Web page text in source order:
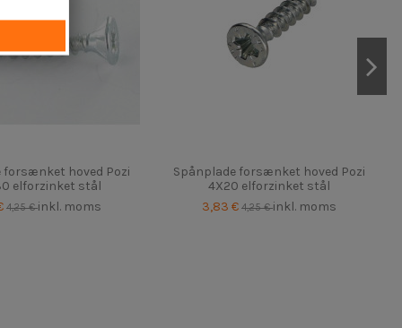
forsænket hoved Pozi
elforzinket stål
4,25 €inkl. moms
Spånplade forsænket hoved Pozi
4X20 elforzinket stål
3,83 € 4,25 €inkl. moms